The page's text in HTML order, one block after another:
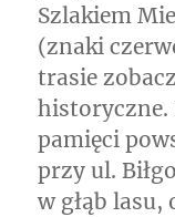
Szlakiem
(znaki
trasie
historyczne.
pamięci
przy ul.
w głąb lasu,